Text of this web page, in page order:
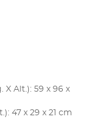
X Alt.): 59 x 96 x
47 x 29 x 21 cm